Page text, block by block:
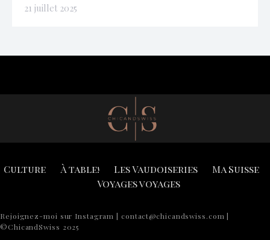
21 juillet 2025
Culture À table! Les Vaudoiseries
Ma Suisse
Voyages voyages
Rejoignez-moi sur Instagram | contact@chicandswiss.com |
©ChicandSwiss 2025